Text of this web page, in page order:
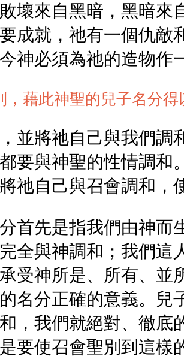
壞來自黑暗，黑暗
成就，祂有一個仇敵
神必須為祂的造物作
藉此神聖的兒子名分得
並將祂自己與我們
要與神聖的性情調
祂自己與召會調和，
首先是指我們由神
全與神調和；我們
受神所是、所有、
名分正確的意義。
，我們就絕對、徹
要使召會聖別到這樣